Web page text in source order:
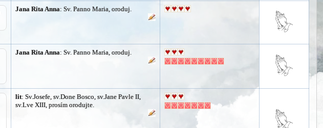
Jana Rita Anna: Sv. Panno Maria, oroduj.
Jana Rita Anna: Sv. Panno Maria, oroduj.
lit: Sv.Josefe, sv.Done Bosco, sv.Jane Pavle II,
sv.Lve XIII, prosím orodujte.